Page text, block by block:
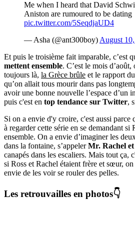
Me when I heard that David
Aniston are rumoured to be dating
pic.twitter.com/5SeqdjaUD4
— Asha (@ant300boy) August
Et puis le troisième fait imparable, c’est
mettent ensemble. C’est le mois
toujours là, la Grèce brûle et le rapport du
qu’on allait tous mourir dans pas
avoir une bonne nouvelle l’espace d’un
puis c'est en top tendance sur Twitter,
Si on a envie d'y croire, c'est aussi parce
à regarder cette série en se demandant
ensemble. On a envie d’imaginer les
dans la fontaine, s’appelerMr. Rachel
canapés dans les escaliers. Mais tout ça,
si Ross et Rachel étaient frère et sœur,
envie de les voir se rouler des pelles.
Les retrouvailles en photos👇